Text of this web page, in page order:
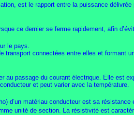
est le rapport entre la puissance
ce dernier se ferme rapidement, afin
le pays.
transport connectées entre elles et formant
au passage du courant électrique. Elle est
et peut varier avec la température.
d’un matériau conducteur est sa
unité de section. La résistivité est